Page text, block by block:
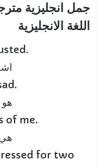
جمل انجليزية
اللغة الانجليزية
of me.
for two